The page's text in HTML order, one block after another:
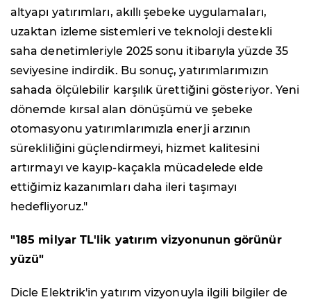
altyapı yatırımları, akıllı şebeke uygulamaları,
uzaktan izleme sistemleri ve teknoloji destekli
saha denetimleriyle 2025 sonu itibarıyla yüzde 35
seviyesine indirdik. Bu sonuç, yatırımlarımızın
sahada ölçülebilir karşılık ürettiğini gösteriyor. Yeni
dönemde kırsal alan dönüşümü ve şebeke
otomasyonu yatırımlarımızla enerji arzının
sürekliliğini güçlendirmeyi, hizmet kalitesini
artırmayı ve kayıp-kaçakla mücadelede elde
ettiğimiz kazanımları daha ileri taşımayı
hedefliyoruz."
"185 milyar TL'lik yatırım vizyonunun görünür
yüzü"
Dicle Elektrik'in yatırım vizyonuyla ilgili bilgiler de